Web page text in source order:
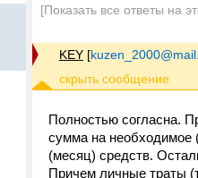
[Показать все ответы на
KEY [
Полностью согласна.
сумма на необходимое
(месяц) средств.
Причем личные траты